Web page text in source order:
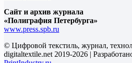
Сайт и архив журнала
«Полиграфия Петербурга»
www.press.spb.ru
© Цифровой текстиль, журнал,
digitaltextile.net 2019-2026 |